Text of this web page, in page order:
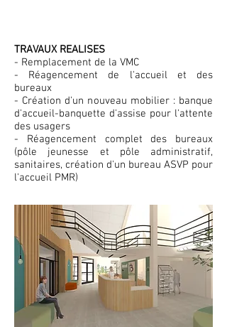
TRAVAUX REALISES
- Remplacement de la VMC
- Réagencement de l'accueil et des
bureaux
- Création d'un nouveau mobilier : banque
d'accueil-banquette d'assise pour l'attente
des usagers
- Réagencement complet des bureaux
(pôle jeunesse et pôle administratif,
sanitaires, création d'un bureau ASVP pour
l'accueil PMR)